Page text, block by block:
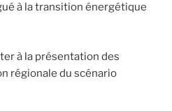
à la transition énergétique
à la présentation des
régionale du scénario